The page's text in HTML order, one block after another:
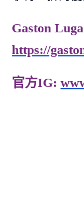
Gaston
https://
官方IG: